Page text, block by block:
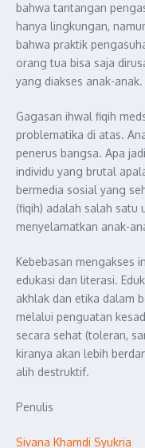
bahwa tantangan
hanya lingkungan,
bahwa praktik
orang tua bisa saja
yang diakses anak-anak.
Gagasan ihwal fiqih
problematika di atas.
penerus bangsa. Apa
individu yang brutal
bermedia sosial yang
(fiqih) adalah salah satu
menyelamatkan anak-
Kebebasan mengakses
edukasi dan literasi.
akhlak dan etika dalam
melalui penguatan
secara sehat (toleran,
kiranya akan lebih
alih destruktif.
Penulis
Sivana Khamdi Syukria